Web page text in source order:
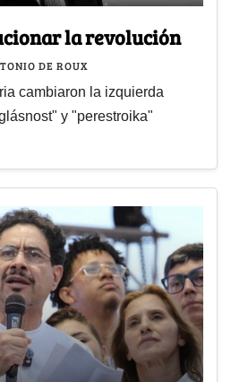
la revolución
DE ROUX
cambiaron la izquierda
y "perestroika"